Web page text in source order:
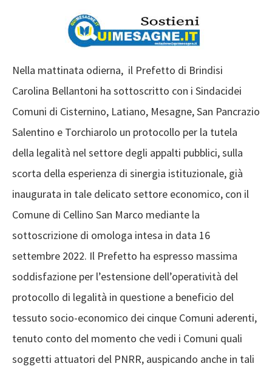
Nella mattinata odierna, il Prefetto di Brindisi
Carolina Bellantoni ha sottoscritto con i Sindacidei
Comuni di Cisternino, Latiano, Mesagne, San Pancrazio
Salentino e Torchiarolo un protocollo per la tutela
della legalità nel settore degli appalti pubblici, sulla
scorta della esperienza di sinergia istituzionale, già
inaugurata in tale delicato settore economico, con il
Comune di Cellino San Marco mediante la
sottoscrizione di omologa intesa in data 16
settembre 2022. Il Prefetto ha espresso massima
soddisfazione per l’estensione dell’operatività del
protocollo di legalità in questione a beneficio del
tessuto socio-economico dei cinque Comuni aderenti,
tenuto conto del momento che vedi i Comuni quali
soggetti attuatori del PNRR, auspicando anche in tali